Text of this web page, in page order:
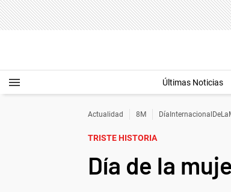
Últimas Noticias
Actualidad 8M
TRISTE HISTORIA
Día de la